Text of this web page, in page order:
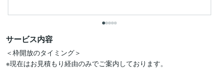
サービス内容
＜枠開放のタイミング＞
※現在はお見積もり経由のみでご案内しております。